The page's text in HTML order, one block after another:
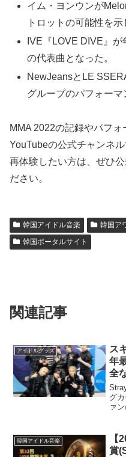
イム・ヨンウンが
トロットの可能性を示
IVE『LOVE DIVE』
の代表曲となった。
NewJeansとLE
グループのパフォーマ
MMA 2022の記録やパフ
YouTubeの公式チャンネ
再体験したい方は、ぜひ
ださい。
韓国アイドル音楽 韓国ア
韓国ポータルサイト
関連記事
アイドルグッズ
ス
年
全
グ
ァ
巧
な
韓国アイドル音楽
【
賞